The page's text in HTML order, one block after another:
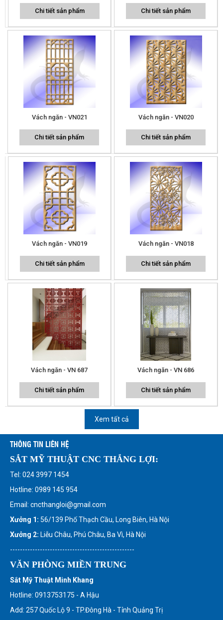
Chi tiết sản phẩm Chi tiết sản phẩm
Vách ngăn - VN021
Chi tiết sản phẩm
Vách ngăn - VN020
Chi tiết sản phẩm
Vách ngăn - VN019
Chi tiết sản phẩm
Vách ngăn - VN018
Chi tiết sản phẩm
Vách ngăn - VN 687
Chi tiết sản phẩm
Vách ngăn - VN 686
Chi tiết sản phẩm
Xem tất cả
THÔNG TIN LIÊN HỆ
SẮT MỸ THUẬT CNC THẮNG LỢI:
Tel: 024 3997 1454
Hotline: 0989 145 954
Email: cncthangloi@gmail.com
Xưởng 1: 56/139 Phố Thạch Cầu, Long Biên, Hà Nội
Xưởng 2: Liễu Châu, Phú Châu, Ba Vì, Hà Nội
--------------------------------------------------
VĂN PHÒNG MIỀN TRUNG
Sắt Mỹ Thuật Minh Khang
Hotline: 0913753175 - A Hậu
Add: 257 Quốc Lộ 9 - TP.Đông Hà - Tỉnh Quảng Trị